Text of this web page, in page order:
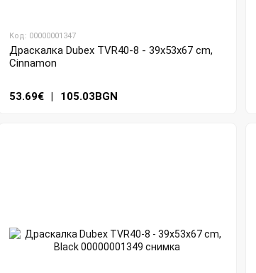
Код: 00000001347
Драскалка Dubex TVR40-8 - 39x53x67 cm,
Cinnamon
53.69€ | 105.03BGN